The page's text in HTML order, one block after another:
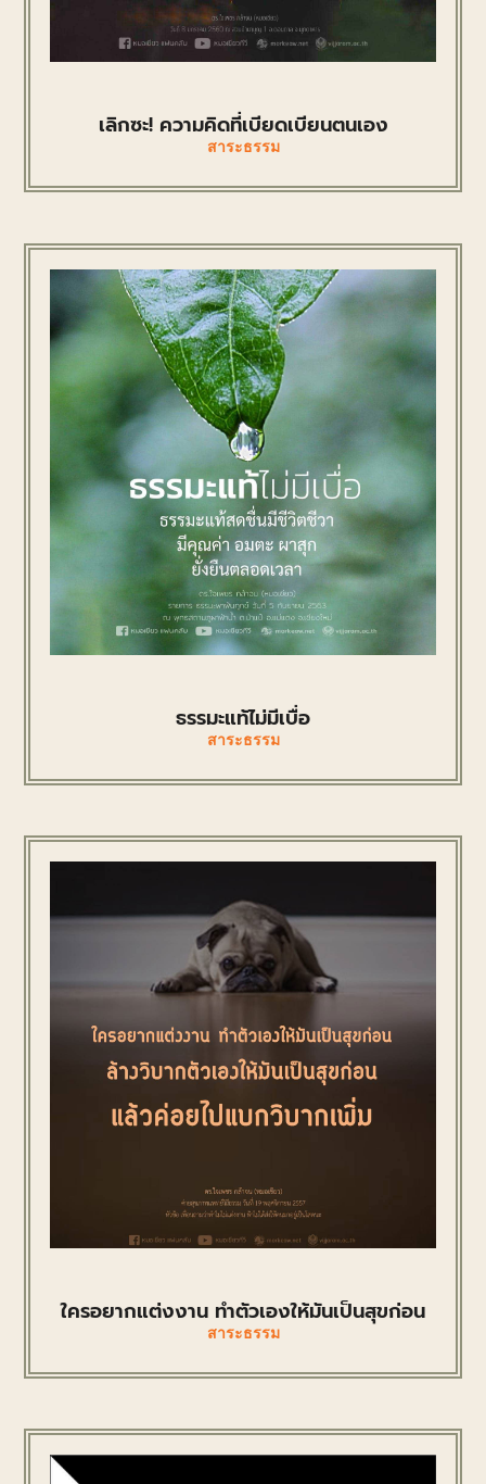
เลิกซะ! ความคิดที่เบียดเบียนตนเอง
สาระธรรม
ธรรมะแท้ไม่มีเบื่อ
สาระธรรม
ใครอยากแต่งงาน ทำตัวเองให้มันเป็นสุขก่อน
สาระธรรม